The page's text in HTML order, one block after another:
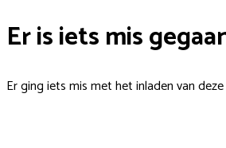
Er is iets mis
Er ging iets mis met het inladen van